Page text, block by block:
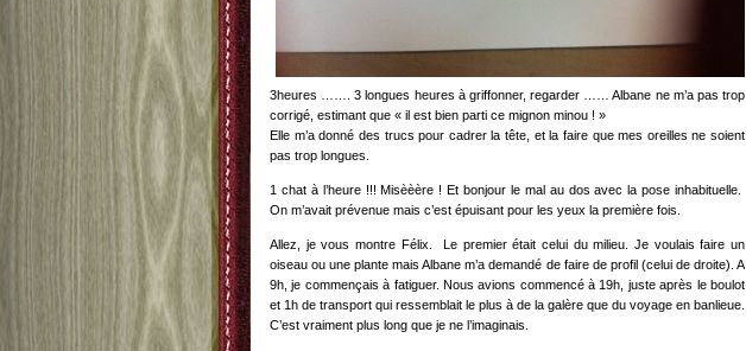
3heures ……. 3 longues heures à griffonner, regarder …… Albane ne m’a pas trop
corrigé, estimant que « il est bien parti ce mignon minou ! »
Elle m’a donné des trucs pour cadrer la tête, et la faire que mes oreilles ne soient
pas trop longues.
1 chat à l’heure !!! Misèèère ! Et bonjour le mal au dos avec la pose inhabituelle.
On m’avait prévenue mais c’est épuisant pour les yeux la première fois.
Allez, je vous montre Félix. Le premier était celui du milieu. Je voulais faire un
oiseau ou une plante mais Albane m’a demandé de faire de profil (celui de droite). A
9h, je commençais à fatiguer. Nous avions commencé à 19h, juste après le boulot
et 1h de transport qui ressemblait le plus à de la galère que du voyage en banlieue.
C’est vraiment plus long que je ne l’imaginais.